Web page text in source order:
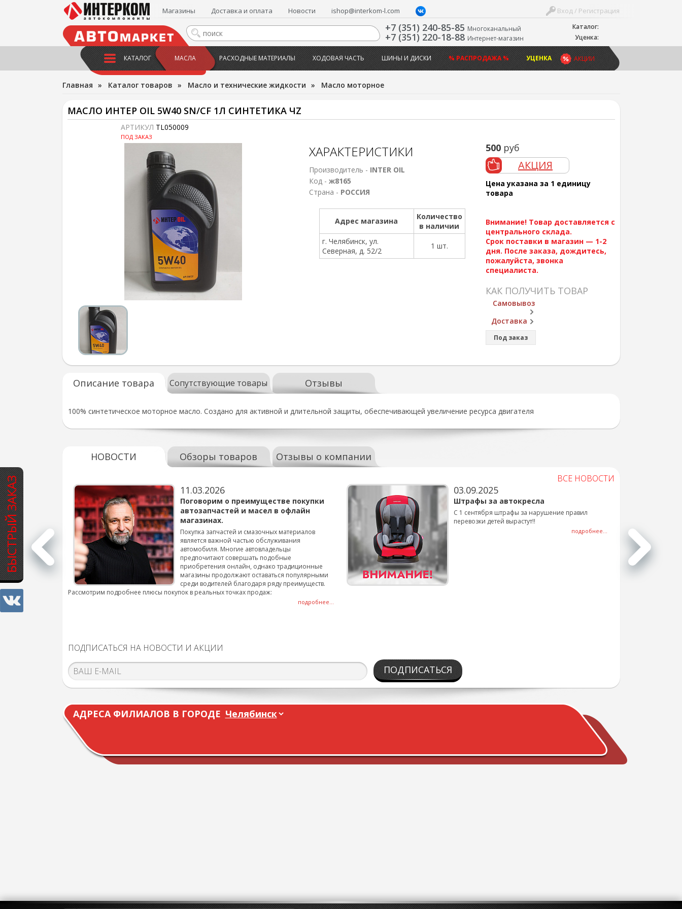
БЫСТРЫЙ ЗАКАЗ
Каталог:
Уценка:
Вход / Регистрация
Магазины Доставка и оплата Новости ishop@interkom-l.com
+7 (351) 240-85-85 Многоканальный
+7 (351) 220-18-88 Интернет-магазин
АКЦИИ
КАТАЛОГ МАСЛА РАСХОДНЫЕ МАТЕРИАЛЫ ХОДОВАЯ ЧАСТЬ ШИНЫ И ДИСКИ % РАСПРОДАЖА % УЦЕНКА
Главная » Каталог товаров » Масло и технические жидкости » Масло моторное
МАСЛО ИНТЕР OIL 5W40 SN/CF 1Л СИНТЕТИКА ЧZ
АРТИКУЛ TL050009
ПОД ЗАКАЗ
500 руб
АКЦИЯ
Цена указана за 1 единицу
товара
Внимание! Товар доставляется с
центрального склада.
Срок поставки в магазин — 1-2
дня. После заказа, дождитесь,
пожалуйста, звонка
специалиста.
КАК ПОЛУЧИТЬ ТОВАР
Самовывоз
Доставка
Под заказ
ХАРАКТЕРИСТИКИ
Производитель - INTER OIL
Код - ж8165
Страна - РОССИЯ
Адрес магазина
Количество
в наличии
г. Челябинск, ул.
Северная, д. 52/2
1 шт.
Описание товара Сопутствующие товары Отзывы
100% синтетическое моторное масло. Создано для активной и длительной защиты, обеспечивающей увеличение ресурса двигателя
НОВОСТИ Обзоры товаров Отзывы о компании
ВСЕ НОВОСТИ
для
смены шин на
подробнее...
11.03.2026
Поговорим о преимуществе покупки
автозапчастей и масел в офлайн
магазинах.
Покупка запчастей и смазочных материалов
является важной частью обслуживания
автомобиля. Многие автовладельцы
предпочитают совершать подобные
приобретения онлайн, однако традиционные
магазины продолжают оставаться популярными
среди водителей благодаря ряду преимуществ.
Рассмотрим подробнее плюсы покупок в реальных точках продаж:
подробнее...
03.09.2025
Штрафы за автокресла
С 1 сентября штрафы за нарушение правил
перевозки детей вырастут!!
подробнее...
ПОДПИСАТЬСЯ НА НОВОСТИ И АКЦИИ
ПОДПИСАТЬСЯ
АДРЕСА ФИЛИАЛОВ В ГОРОДЕ